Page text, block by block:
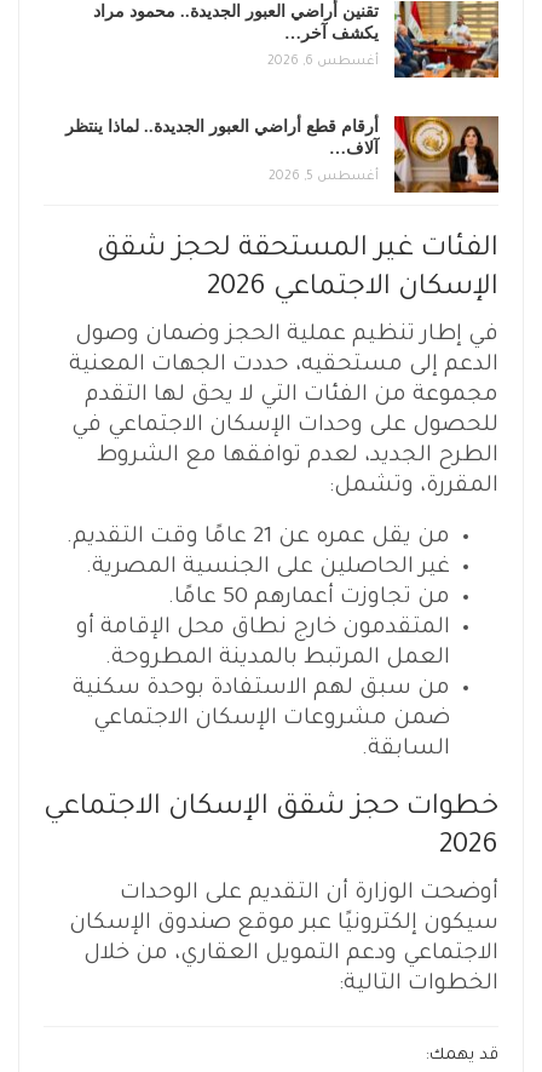
تقنين أراضي العبور الجديدة.. محمود مراد
يكشف آخر…
أغسطس 6, 2026
أرقام قطع أراضي العبور الجديدة.. لماذا ينتظر
آلاف…
أغسطس 5, 2026
الفئات غير المستحقة لحجز شقق
الإسكان الاجتماعي 2026
في إطار تنظيم عملية الحجز وضمان وصول
الدعم إلى مستحقيه، حددت الجهات المعنية
مجموعة من الفئات التي لا يحق لها التقدم
للحصول على وحدات الإسكان الاجتماعي في
الطرح الجديد، لعدم توافقها مع الشروط
المقررة، وتشمل:
من يقل عمره عن 21 عامًا وقت التقديم.
غير الحاصلين على الجنسية المصرية.
من تجاوزت أعمارهم 50 عامًا.
المتقدمون خارج نطاق محل الإقامة أو
العمل المرتبط بالمدينة المطروحة.
من سبق لهم الاستفادة بوحدة سكنية
ضمن مشروعات الإسكان الاجتماعي
السابقة.
خطوات حجز شقق الإسكان الاجتماعي
2026
أوضحت الوزارة أن التقديم على الوحدات
سيكون إلكترونيًا عبر موقع صندوق الإسكان
الاجتماعي ودعم التمويل العقاري، من خلال
الخطوات التالية:
قد يهمك: